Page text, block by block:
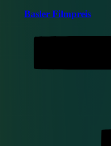
Basler Filmpreis